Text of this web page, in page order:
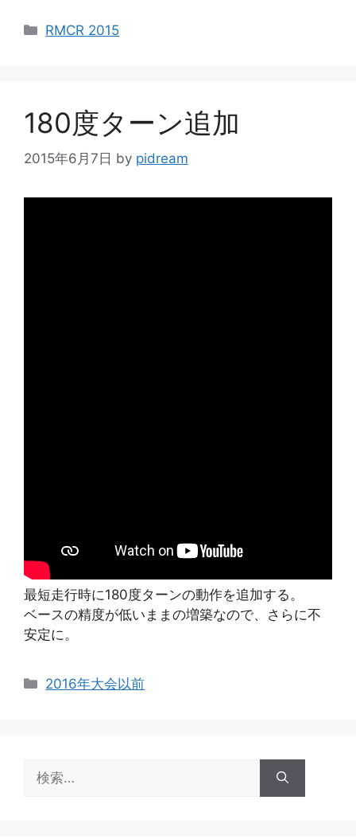
カ
RMCR 2015
180度ターン追加
2015年6月7日 by pidream
最短走行時に180度ターンの動作を追加する。
ベースの精度が低いままの増築なので、さらに不
安定に。
カ
2016年大会以前
索: